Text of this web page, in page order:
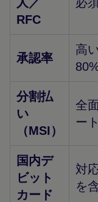
RFC
承認率
高
分割払
い
（MSI）
全
ート
国内デ
ビット
カード
対
を